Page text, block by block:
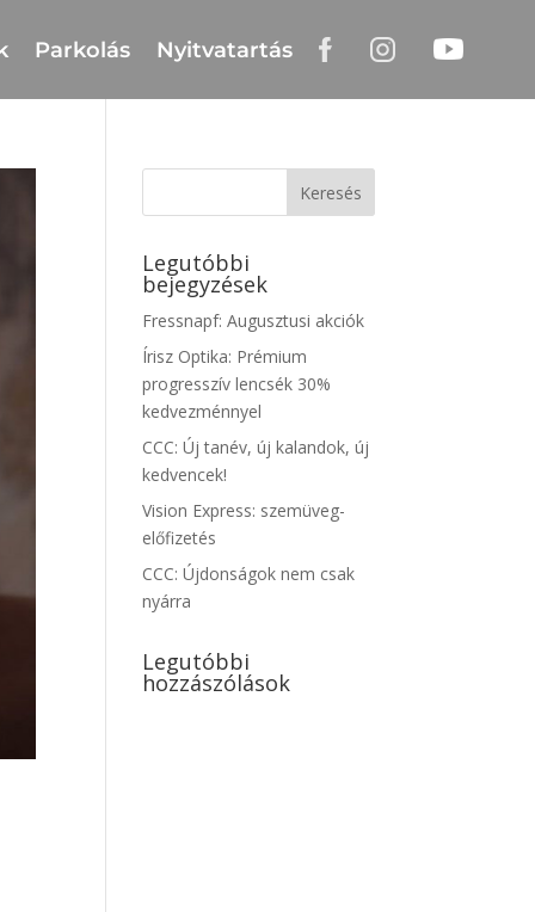
Parkolás Nyitvatartás
Legutóbbi
bejegyzések
Fressnapf: Augusztusi akciók
Írisz Optika: Prémium
progresszív lencsék 30%
kedvezménnyel
CCC: Új tanév, új kalandok, új
kedvencek!
Vision Express: szemüveg-
előfizetés
CCC: Újdonságok nem csak
nyárra
Legutóbbi
hozzászólások